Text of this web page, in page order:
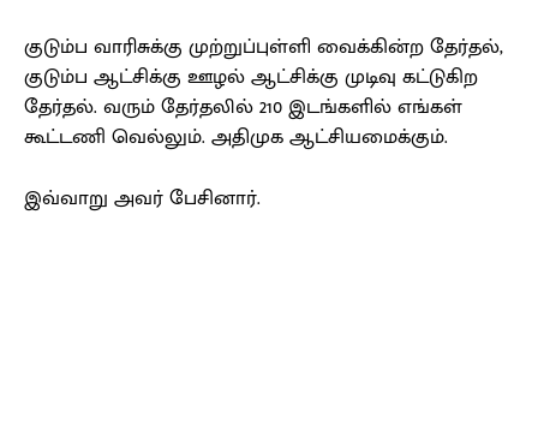
குடும்ப வாரிசுக்கு முற்றுப்புள்ளி வைக்கின்ற தேர்தல்,
குடும்ப ஆட்சிக்கு ஊழல் ஆட்சிக்கு முடிவு கட்டுகிற
தேர்தல். வரும் தேர்தலில் 210 இடங்களில் எங்கள்
கூட்டணி வெல்லும். அதிமுக ஆட்சியமைக்கும்.
இவ்வாறு அவர் பேசினார்.